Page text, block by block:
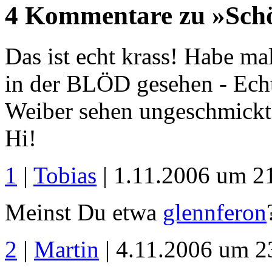
4 Kommentare zu
Das ist echt krass! Habe
in der BLÖD gesehen -
Weiber sehen
Hi!
1 | Tobias | 1.11.2006 um
Meinst Du etwa glennferon
2 | Martin | 4.11.2006 um